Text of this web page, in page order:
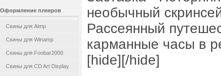
Оформление плееров
Скины для Aimp
Скины для Winamp
Скины для Foobar2000
Скины для CD Art Display
необычный
Рассеянный
карманные часы в
[hide][/hide]